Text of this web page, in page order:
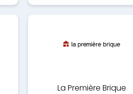
La Première Brique